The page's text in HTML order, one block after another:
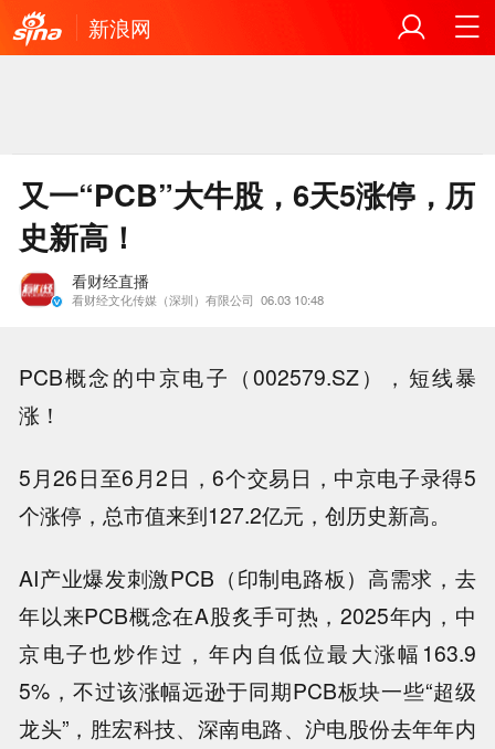
新浪网
又一“PCB”大牛股，6天5涨停，历
史新高！
看财经直播
看财经文化传媒（深圳）有限公司 06.03 10:48
PCB概念的中京电子（002579.SZ），短线暴
涨！
5月26日至6月2日，6个交易日，中京电子录得5
个涨停，总市值来到127.2亿元，创历史新高。
AI产业爆发刺激PCB（印制电路板）高需求，去
年以来PCB概念在A股炙手可热，2025年内，中
京电子也炒作过，年内自低位最大涨幅163.9
5%，不过该涨幅远逊于同期PCB板块一些“超级
龙头”，胜宏科技、深南电路、沪电股份去年年内